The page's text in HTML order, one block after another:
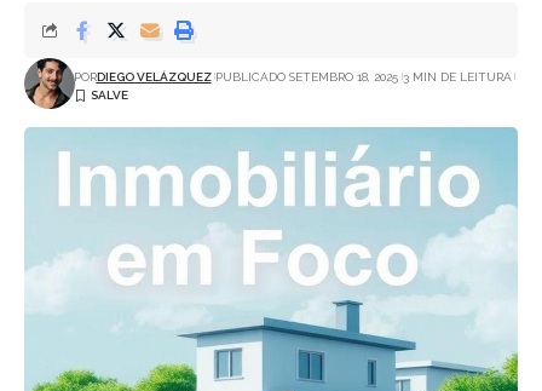
PORDIEGO VELÁZQUEZ PUBLICADO SETEMBRO 18, 2025 3 MIN DE LEITURA